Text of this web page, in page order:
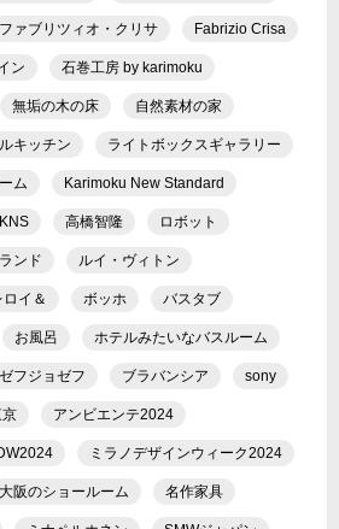
ファブリツィオ・クリサ Fabrizio Crisa
ン 石巻工房 by karimoku
無垢の木の床 自然素材の家
キッチン ライトボックスギャラリー
ム Karimoku New Standard
KNS 高橋智隆 ロボット
ンド ルイ・ヴィトン
イ＆ ボッホ バスタブ
お風呂 ホテルみたいなバスルーム
フジョゼフ ブラバンシア sony
アンビエンテ2024
ミラノデザインウィーク2024
大阪のショールーム 名作家具